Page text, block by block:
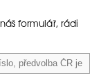
formulář, rádi